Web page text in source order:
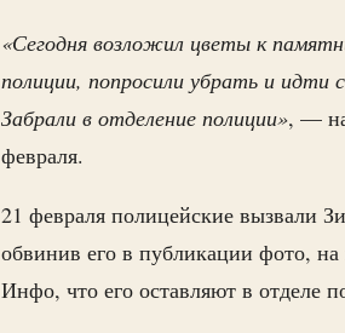
«Сегодня возложил цветы к
полиции, попросили убрать и идти
Забрали в отделение полиции», —
февраля.
21 февраля полицейские вызвали
обвинив его в публикации фото,
Инфо, что его оставляют в отделе